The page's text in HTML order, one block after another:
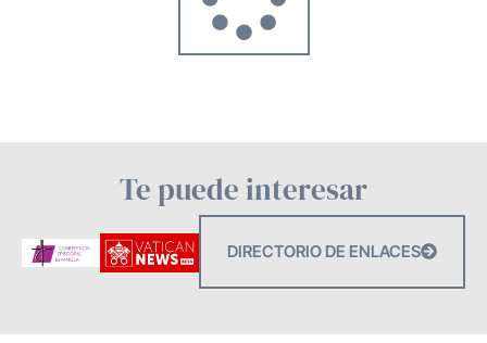
Te puede interesar
DIRECTORIO DE ENLACES